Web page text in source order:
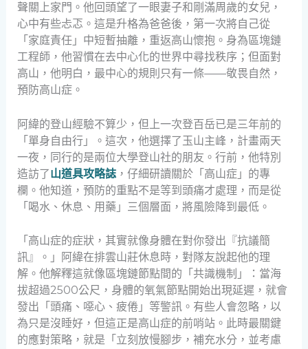
聲關上家門。他回頭望了一眼妻子和剛滿周歲的女兒，
心中有些忐忑。這是升格為爸爸後，第一次將自己從
「家庭責任」中短暫抽離，重返高山懷抱。身為區塊鏈
工程師，他習慣在去中心化的世界中尋找秩序；但面對
高山，他明白，最中心的規則只有一條——敬畏自然，
預防高山症。
阿緯的登山經驗不算少，但上一次登百岳已是三年前的
「單身自由行」。這次，他選擇了玉山主峰，計畫兩天
一夜，同行的是兩位大學登山社的朋友。行前，他特別
造訪了山道具攻略誌，仔細研讀關於「高山症」的專
欄。他知道，預防的重點不是等到頭痛才處理，而是從
「喝水、休息、用藥」三個層面，將風險降到最低。
「高山症的症狀，其實就像身體在對你發出『抗議簡
訊』。」阿緯在排雲山莊休息時，對隊友說起他的理
解。他解釋這就像區塊鏈節點間的「共識機制」：當海
拔超過2500公尺，身體的氧氣節點開始出現延遲，就會
發出「頭痛、噁心、疲倦」等警訊。有些人會忽略，以
為只是沒睡好，但這正是高山症的前哨站。此時最關鍵
的應對策略，就是「立刻放慢腳步，補充水分，並考慮